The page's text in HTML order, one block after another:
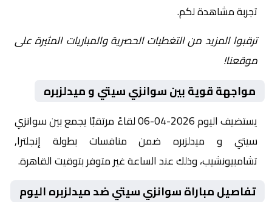
تجربة مشاهدة لكم.
ترقبوا المزيد من التغطيات الحصرية والمباريات المثيرة على
موقعنا!
مواجهة قوية بين سوانزي سيتي و ميدلزبره
يستضيف اليوم 2026-04-06 لقاءً مرتقبًا يجمع بين سوانزي
سيتي و ميدلزبره ضمن منافسات بطولة إنجلترا,
تشامبيونشيب، وذلك عند الساعة غير متوفر بتوقيت القاهرة.
تفاصيل مباراة سوانزي سيتي ضد ميدلزبره اليوم